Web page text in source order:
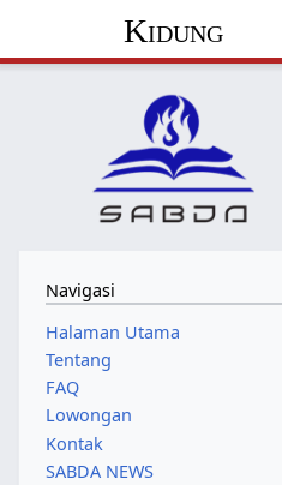
Kidung
Navigasi
Halaman Utama
Tentang
FAQ
Lowongan
Kontak
SABDA NEWS